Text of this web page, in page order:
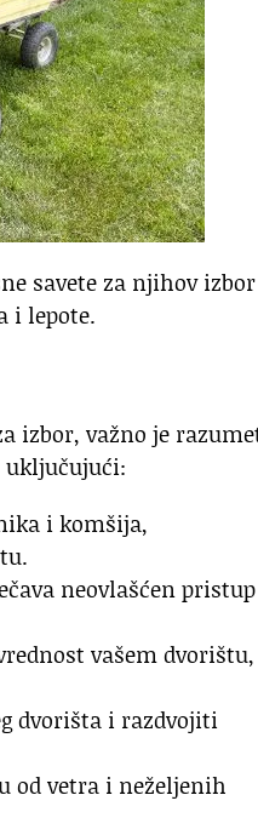
savete za njihov
i lepote.
izbor, važno je
uključujući:
i komšija,
neovlašćen pristup
vašem dvorištu,
dvorišta i razdvojiti
od vetra i neželjenih